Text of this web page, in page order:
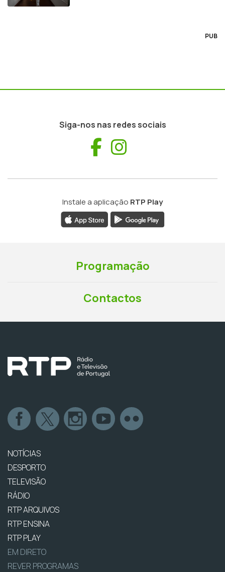
PUB
Siga-nos nas redes sociais
Facebook
Instale a aplicação RTP Play
Programação
Contactos
NOTÍCIAS
DESPORTO
TELEVISÃO
RÁDIO
RTP ARQUIVOS
RTP ENSINA
RTP PLAY
EM DIRETO
REVER PROGRAMAS